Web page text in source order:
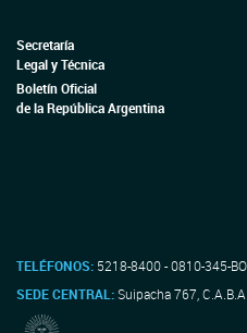
Secretaría
Legal y Técnica
Boletín Oficial
de la República Argentina
TELÉFONOS: 5218-8400 - 0810-345-
SEDE CENTRAL:Suipacha 767,